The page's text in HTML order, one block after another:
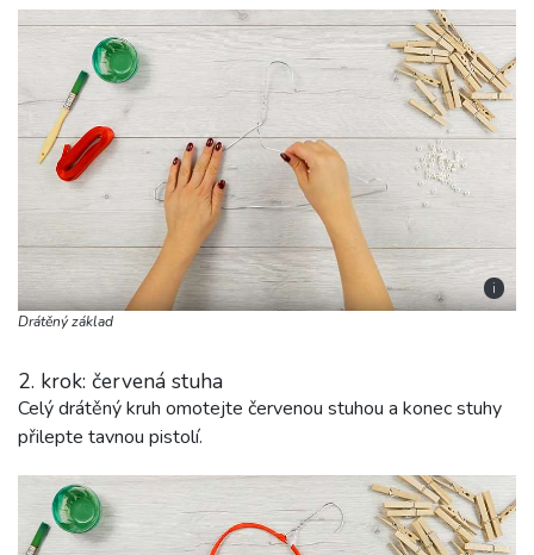
i
Drátěný základ
2. krok: červená stuha
Celý drátěný kruh omotejte červenou stuhou a konec stuhy
přilepte tavnou pistolí.